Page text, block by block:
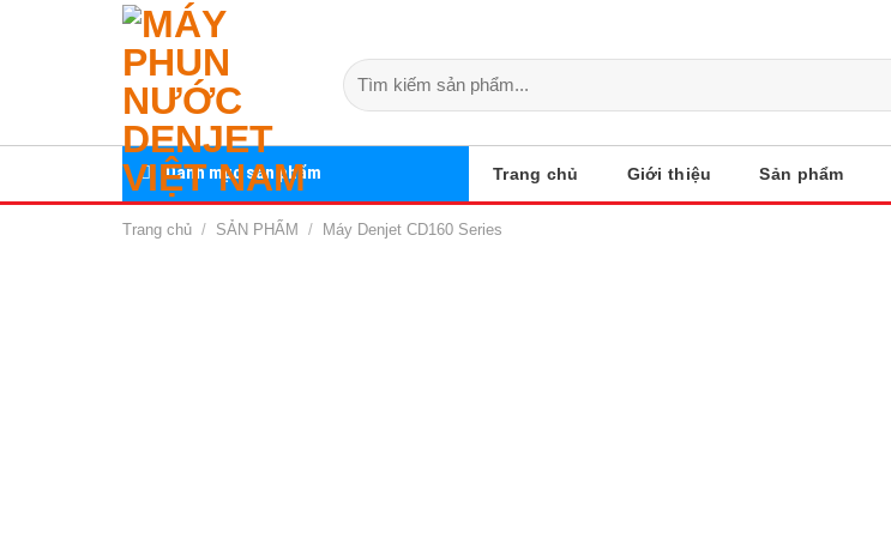
Tìm
kiếm:
Danh mục sản phẩm Trang chủ Giới thiệu Sản phẩm
Trang chủ / SẢN PHẨM / Máy Denjet CD160 Series